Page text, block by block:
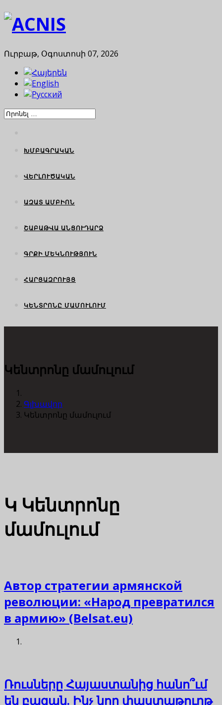
Ուրբաթ, Օգոստոսի 07, 2026
ԽՄԲԱԳՐԱԿԱՆ
ՎԵՐԼՈՒԾԱԿԱՆ
ԱԶԱՏ ԱՄԲԻՈՆ
ՇԱԲԱԹՎԱ ԱՆՑՈՒԴԱՐՁ
ԳՐՔԻ ՄԵԿՆՈՒԹՅՈՒՆ
ՀԱՐՑԱԶՐՈՒՅՑ
ԿԵՆՏՐՈՆԸ ՄԱՄՈՒԼՈՒՄ
Կենտրոնը մամուլում
Գլխավոր
Կենտրոնը մամուլում
Կ Կենտրոնը
մամուլում
Автор стратегии армянской
революции: «Народ превратился
в армию» (Belsat.eu)
Ռուսները Հայաստանից հանո՞ւմ
են բազան. Ինչ նոր փաստաթուղթ